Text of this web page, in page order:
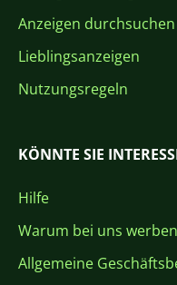
Anzeigen durchsuchen
Lieblingsanzeigen
Nutzungsregeln
KÖNNTE SIE
Hilfe
Warum bei uns werben
Allgemeine